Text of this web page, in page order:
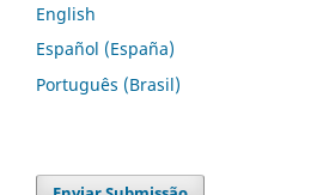
English
Español (España)
Português (Brasil)